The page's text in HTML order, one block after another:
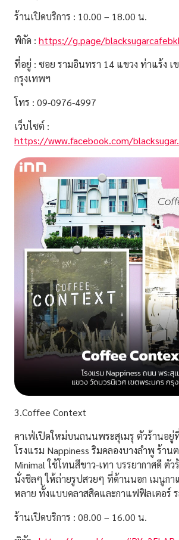
ร้านเปิดบริการ : 10.00 – 18.00 น.
พิกัด : https://g.page/
ที่อยู่ : ซอย รามอินทรา 14 แขวง ท่าแร้ง เ
กรุงเทพฯ
โทร : 09-0976-4997
เว็บไซต์ :
https://www.facebook.com/
3.Coffee Context
คาเฟ่เปิดใหม่บนถนนพระสุเมรุ ตัวร้านอยู่
โรงแรม Nappiness ริมคลองบางลำพู ร้าน
Minimal ใช้โทนสีขาว-เทา บรรยากาศดี ตั
นั่งชิลๆ ให้ถ่ายรูปสวยๆ ที่ด้านนอก เมนูกา
หลาย ทั้งแบบคลาสสิคและกาแฟฟิลเตอร์
ร้านเปิดบริการ : 08.00 – 16.00 น.